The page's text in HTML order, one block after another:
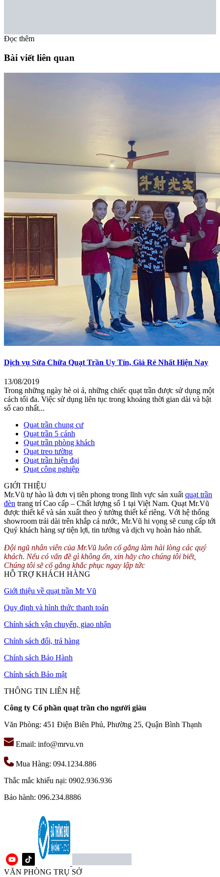
Bộ miếng dán cân cánh cho quạt trần
Đọc thêm
Bài viết liên quan
Dịch vụ Sửa Chữa Quạt Trần Uy Tín, Giá Rẻ Nhất Hiện Nay
13/08/2019
Trong những ngày hè oi ả, những chiếc quạt trần được sử dụng một
cách tối đa. Việc sử dụng liên tục trong khoảng thời gian dài và bật
số cao nhất...
Quạt trần chung cư
Quạt trần 5 cánh
Quạt trần phòng khách
Quạt treo tường
Quạt trần hiện đại
Quạt công nghiệp
GIỚI THIỆU
Mr.Vũ tự hào là đơn vị tiên phong trong lĩnh vực sản xuất quạt trần
đèn trang trí Cao cấp – Chất lượng số 1 tại Việt Nam. Quạt Mr.Vũ
được thiết kế và sản xuất theo ý tưởng thiết kế riêng. Với hệ thống
showroom trải dài trên khắp cả nước, Mr.Vũ hi vọng sẽ cung cấp tới
Quý khách hàng sự tiện lợi, tin tưởng và dịch vụ hoàn hảo nhất.
Đội ngũ nhân viên của Mr.Vũ luôn cố gắng làm hài lòng các quý
khách. Nếu có vấn đề gì không ổn, xin hãy cho chúng tôi biết,
Chúng tôi sẽ cố gắng khắc phục ngay lập tức
HỖ TRỢ KHÁCH HÀNG
Giới thiệu về quạt trần Mr Vũ
Quy định và hình thức thanh toán
Chính sách vận chuyển, giao nhận
Chính sách đổi, trả hàng
Chính sách Bảo Hành
Chính sách Bảo mật
THÔNG TIN LIÊN HỆ
Công ty Cổ phần quạt trần cho người giàu
Văn Phòng: 451 Điện Biên Phủ, Phường 25, Quận Bình Thạnh
Email: info@mrvu.vn
Mua Hàng: 094.1234.886
Thắc mắc khiếu nại: 0902.936.936
Bảo hành: 096.234.8886
VĂN PHÒNG TRỤ SỞ